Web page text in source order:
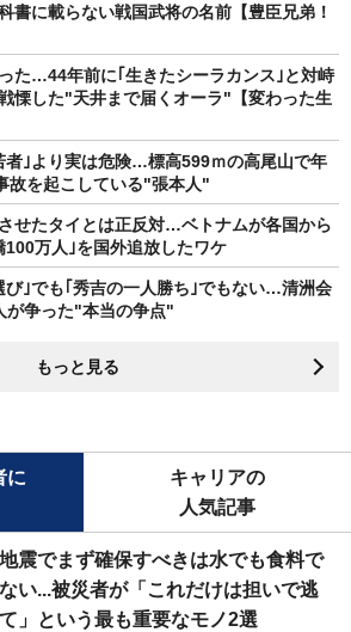
書に載らない戦国武将の名前【豊臣兄弟！
た…44年前に｢生きたシーラカンス｣と対峙
慄した"天井まで届くオーラ"【変わった生
者｣より実は危険…標高599ｍの高尾山で年
故を起こしている"張本人"
せたタイとは正反対…ベトナムが各国から
100万人｣を国外追放したワケ
び｣でも｢秀吉の一人勝ち｣でもない…清洲会
が争った"本当の争点"
もっと見る
に
キャリアの
人気記事
震でまず確保すべきは水でも食料で
い...被災者が「これだけは担いで逃
」という最も重要なモノ2選